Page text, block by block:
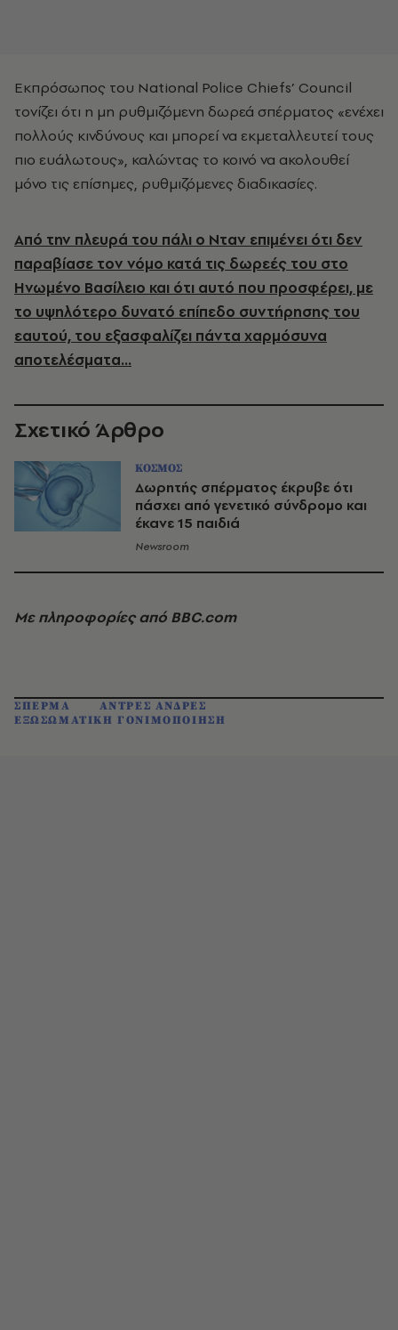
Εκπρόσωπος του National Police Chiefs’ Council
τονίζει ότι η μη ρυθμιζόμενη δωρεά σπέρματος «ενέχει
πολλούς κινδύνους και μπορεί να εκμεταλλευτεί τους
πιο ευάλωτους», καλώντας το κοινό να ακολουθεί
μόνο τις επίσημες, ρυθμιζόμενες διαδικασίες.
Από την πλευρά του πάλι ο Νταν επιμένει ότι δεν
παραβίασε τον νόμο κατά τις δωρεές του στο
Ηνωμένο Βασίλειο και ότι αυτό που προσφέρει, με
το υψηλότερο δυνατό επίπεδο συντήρησης του
εαυτού, του εξασφαλίζει πάντα χαρμόσυνα
αποτελέσματα...
Σχετικό Άρθρο
ΚΟΣΜΟΣ
Δωρητής σπέρματος έκρυβε ότι
πάσχει από γενετικό σύνδρομο και
έκανε 15 παιδιά
Newsroom
Με πληροφορίες από BBC.com
ΣΠΕΡΜΑ
ΑΝΤΡΕΣ ΑΝΔΡΕΣ
ΕΞΩΣΩΜΑΤΙΚΗ ΓΟΝΙΜΟΠΟΙΗΣΗ